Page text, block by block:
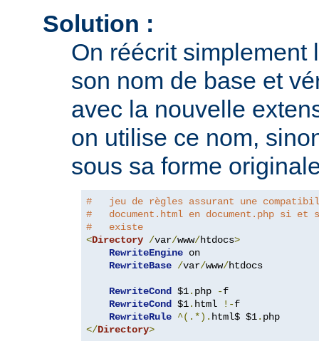
Solution :
On réécrit simplement
son nom de base et
avec la nouvelle
on utilise ce nom,
sous sa forme
#   jeu de règles assurant une
#   document.html en document.php si et
#   existe
<Directory /var/www/htdocs>
RewriteEngine on
RewriteBase /var/www/htdocs
RewriteCond $1. php -f
RewriteCond $1. html !-f
RewriteRule ^(.*). html$ $1.
</Directory>